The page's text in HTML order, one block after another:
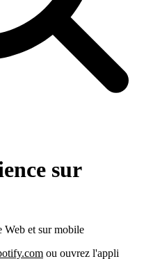
sur
Web et sur mobile
ou ouvrez l'appli